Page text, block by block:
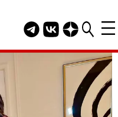
Telegram канал
Группа HELLO
Канал